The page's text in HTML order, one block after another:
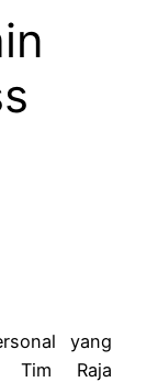
yang
Tim Raja